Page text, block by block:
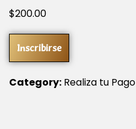
$200.00
Inscribirse
Category: Realiza tu Pago